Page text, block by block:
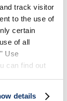
track visitor
to the use of
certain
of all
Use
can find out
details
slides.
Indisponible